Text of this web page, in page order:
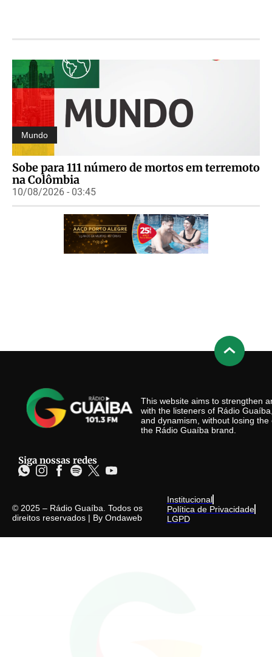
Mundo
Sobe para 111 número de mortos em terremoto
na Colômbia
10/08/2026 - 03:45
This website aims to strengthen
with the listeners of Rádio
and dynamism, without losing
the Rádio Guaíba brand.
Siga nossas redes
© 2025 – Rádio Guaíba. Todos os
direitos reservados | By Ondaweb
Institucional
Política de Privacidade
LGPD